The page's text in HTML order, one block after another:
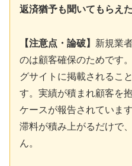
返済猶予も聞いてもらえた
【注意点・論破】 新規業
のは顧客確保のためです
グサイトに掲載されるこ
す。実績が積まれ顧客を
ケースが報告されていま
滞料が積み上がるだけで
ん。